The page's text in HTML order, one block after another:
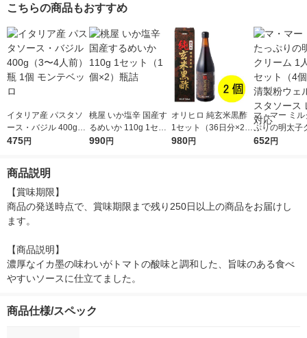
こちらの商品もおすすめ
イタリア産 パスタソ
ース・バジル 400g
（3〜4人前） 瓶 1個
475円
桃屋 いか塩辛 国産す
るめいか 110g 1セッ
ト（1個×2）瓶詰
990円
オリヒロ 純玄米黒酢
1セット（36日分×2
個） 1440ml
980円
マ・マー ミル
ぷりの明太子
1人前 1セッ
652円
商品説明
【賞味期限】
商品の発送時点で、賞味期限まで残り250日以上の商品をお届けし
ます。
【商品説明】
濃厚なイカ墨の味わいがトマトの酸味と調和した、旨味のある食べ
やすいソースに仕立てました。
商品仕様/スペック